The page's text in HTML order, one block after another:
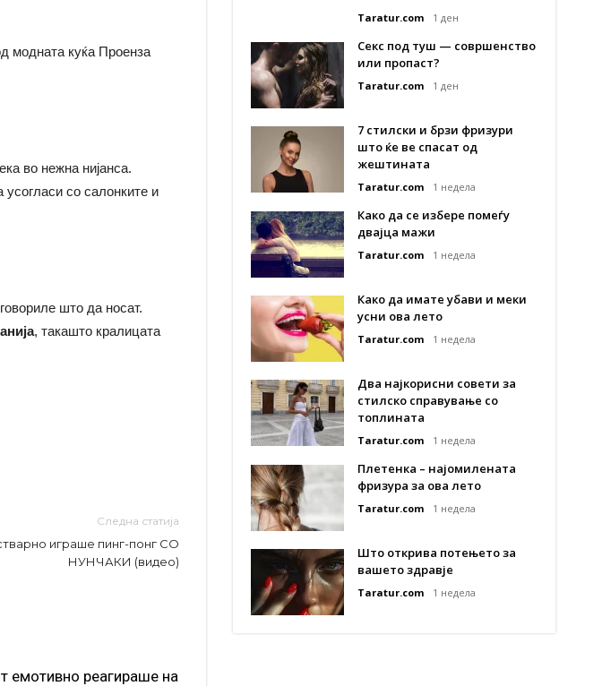
модната куќа Проенза
во нежна нијанса.
усогласи со салонките и
што да носат.
, такашто кралицата
Следна статија
играше пинг-понг СО
НУНЧАКИ (видео)
емотивно реагираше на
Taratur.com 1 ден
Секс под туш — совршенство
или пропаст?
Taratur.com 1 ден
7 стилски и брзи фризури
што ќе ве спасат од
жештината
Taratur.com 1 недела
Како да се избере помеѓу
двајца мажи
Taratur.com 1 недела
Како да имате убави и меки
усни ова лето
Taratur.com 1 недела
Два најкорисни совети за
стилско справување со
топлината
Taratur.com 1 недела
Плетенка – најомилената
фризура за ова лето
Taratur.com 1 недела
Што открива потењето за
вашето здравје
Taratur.com 1 недела